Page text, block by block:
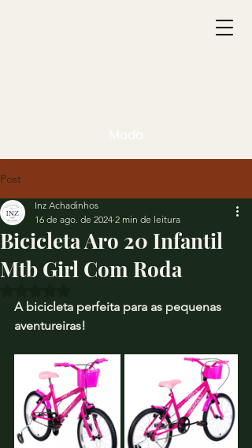
Post
Bicicleta Aro 20 Infantil
Mtb Girl Com Roda
Inz Achadinhos
16 de ago. de 2024 2 min de leitura
A bicicleta perfeita para as pequenas
aventureiras!